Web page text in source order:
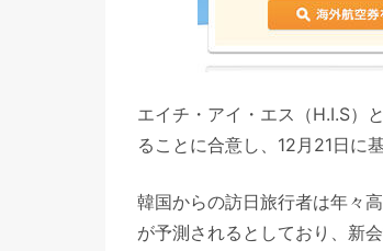
エイチ・アイ・エス（H.I.S）
ることに合意し、12月21日に
韓国からの訪日旅行者は年々
が予測されるとしており、新